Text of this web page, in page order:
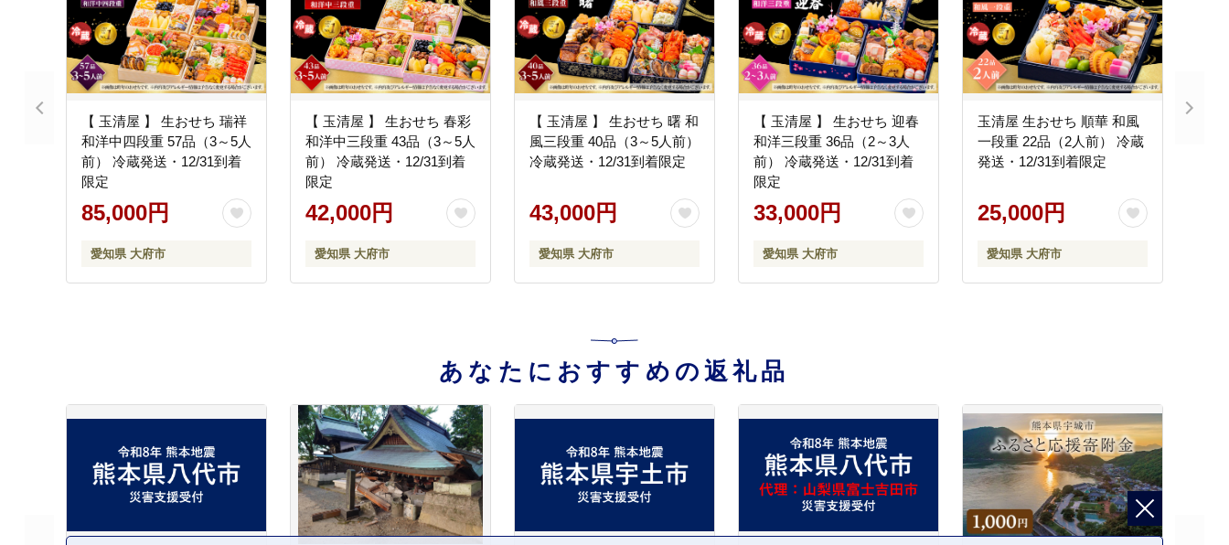
【 玉清屋 】 生おせち 瑞祥
和洋中四段重 57品（3～5人
前） 冷蔵発送・12/31到着
限定
85,000円
愛知県 大府市
【 玉清屋 】 生おせち 春彩
和洋中三段重 43品（3～5人
前） 冷蔵発送・12/31到着
限定
42,000円
愛知県 大府市
【 玉清屋 】 生おせち 曙 和
風三段重 40品（3～5人前）
冷蔵発送・12/31到着限定
43,000円
愛知県 大府市
【 玉清屋 】 生おせち 迎春
和洋三段重 36品（2～3人
前） 冷蔵発送・12/31到着
限定
33,000円
愛知県 大府市
玉清屋 生おせち 順華 和風
一段重 22品（2人前） 冷蔵
発送・12/31到着限定
25,000円
愛知県 大府市
あなたにおすすめの返礼品